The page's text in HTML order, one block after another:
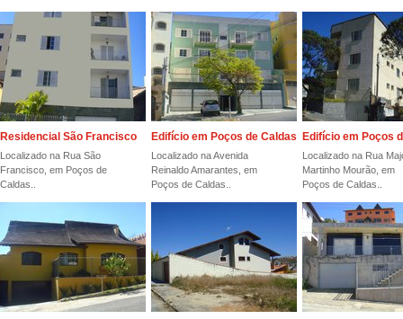
Residencial São Francisco
Localizado na Rua São
Francisco, em Poços de
Caldas..
Edifício em Poços de Caldas
Localizado na Avenida
Reinaldo Amarantes, em
Poços de Caldas..
Edifício em Poços
Localizado na Rua
Martinho Mourão, em
Poços de Caldas..